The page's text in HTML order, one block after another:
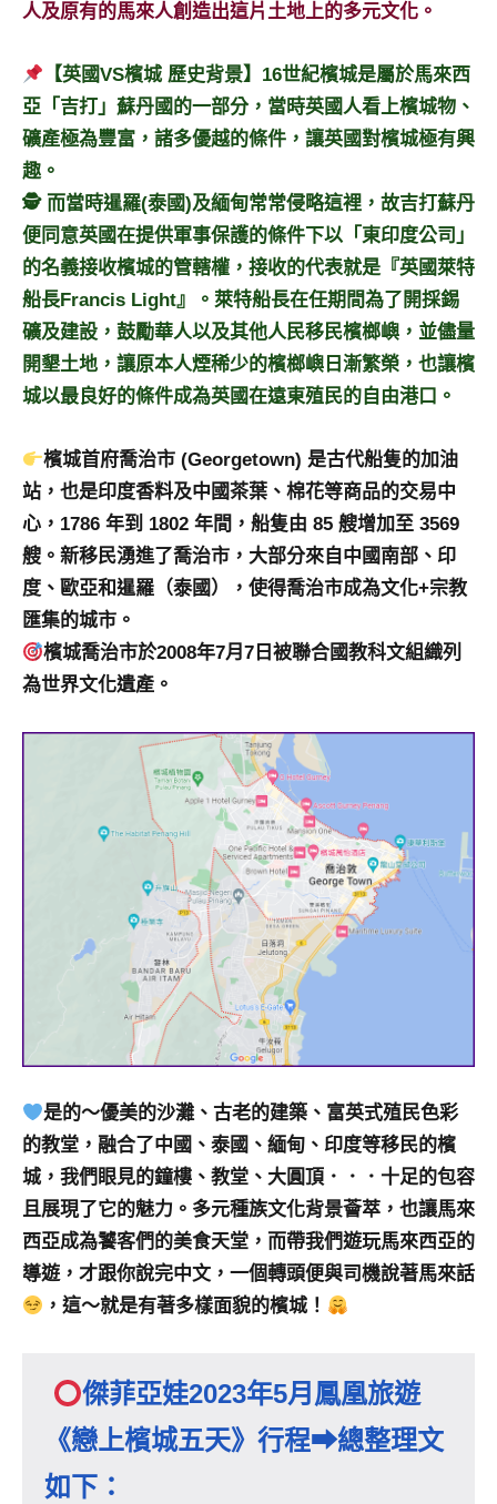
人及原有的馬來人創造出這片土地上的多元文化。
【英國VS檳城 歷史背景】16世紀檳城是屬於馬來西
亞「吉打」蘇丹國的一部分，當時英國人看上檳城物、
礦產極為豐富，諸多優越的條件，讓英國對檳城極有興
趣。
🕵️‍ 而當時暹羅(泰國)及緬甸常常侵略這裡，故吉打蘇丹
便同意英國在提供軍事保護的條件下以「東印度公司」
的名義接收檳城的管轄權，接收的代表就是『英國萊特
船長Francis Light』。萊特船長在任期間為了開採錫
礦及建設，鼓勵華人以及其他人民移民檳榔嶼，並儘量
開墾土地，讓原本人煙稀少的檳榔嶼日漸繁榮，也讓檳
城以最良好的條件成為英國在遠東殖民的自由港口。
檳城首府喬治市 (Georgetown) 是古代船隻的加油
站，也是印度香料及中國茶葉、棉花等商品的交易中
心，1786 年到 1802 年間，船隻由 85 艘增加至 3569
艘。新移民湧進了喬治市，大部分來自中國南部、印
度、歐亞和暹羅（泰國），使得喬治市成為文化+宗教
匯集的城市。
檳城喬治市於2008年7月7日被聯合國教科文組織列
為世界文化遺產。
是的～優美的沙灘、古老的建築、富英式殖民色彩
的教堂，融合了中國、泰國、緬甸、印度等移民的檳
城，我們眼見的鐘樓、教堂、大圓頂．．．十足的包容
且展現了它的魅力。多元種族文化背景薈萃，也讓馬來
西亞成為饕客們的美食天堂，而帶我們遊玩馬來西亞的
導遊，才跟你說完中文，一個轉頭便與司機說著馬來話
，這～就是有著多樣面貌的檳城！
傑菲亞娃2023年5月鳳凰旅遊
《戀上檳城五天》行程➡總整理文
如下：